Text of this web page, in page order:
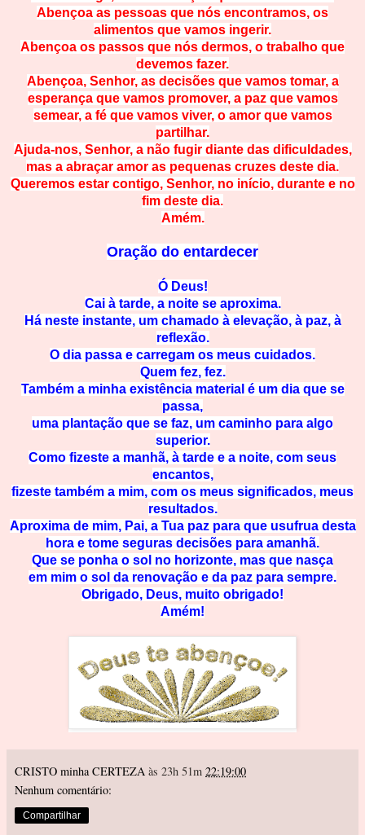
Abençoa as pessoas que nós encontramos, os
alimentos que vamos ingerir.
Abençoa os passos que nós dermos, o trabalho que
devemos fazer.
Abençoa, Senhor, as decisões que vamos tomar, a
esperança que vamos promover, a paz que vamos
semear, a fé que vamos viver, o amor que vamos
partilhar.
Ajuda-nos, Senhor, a não fugir diante das dificuldades,
mas a abraçar amor as pequenas cruzes deste dia.
Queremos estar contigo, Senhor, no início, durante e no
fim deste dia.
Amém.
Oração do entardecer
Ó Deus!
Cai à tarde, a noite se aproxima.
Há neste instante, um chamado à elevação, à paz, à
reflexão.
O dia passa e carregam os meus cuidados.
Quem fez, fez.
Também a minha existência material é um dia que se
passa,
uma plantação que se faz, um caminho para algo
superior.
Como fizeste a manhã, à tarde e a noite, com seus
encantos,
fizeste também a mim, com os meus significados, meus
resultados.
Aproxima de mim, Pai, a Tua paz para que usufrua desta
hora e tome seguras decisões para amanhã.
Que se ponha o sol no horizonte, mas que nasça
em mim o sol da renovação e da paz para sempre.
Obrigado, Deus, muito obrigado!
Amém!
CRISTO minha CERTEZA às 23h 51m 22:19:00
Nenhum comentário:
Compartilhar